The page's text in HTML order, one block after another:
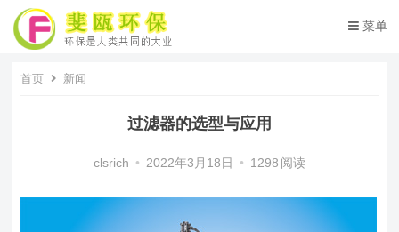
菜单
首页 新闻
过滤器的选型与应用
clsrich • 2022年3月18日 • 1298 阅读